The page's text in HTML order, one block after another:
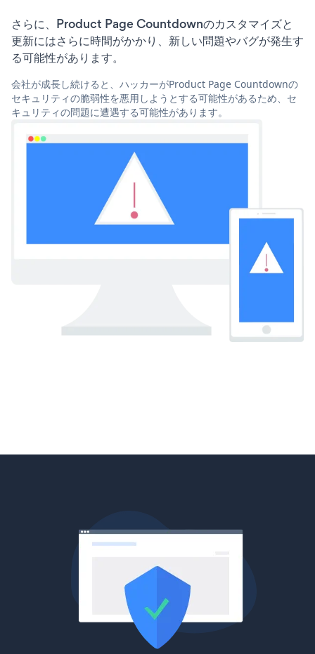
さらに、Product Page Countdownのカスタマイズと
更新にはさらに時間がかかり、新しい問題やバグが発生す
る可能性があります。
会社が成長し続けると、ハッカーがProduct Page Countdownの
セキュリティの脆弱性を悪用しようとする可能性があるため、セ
キュリティの問題に遭遇する可能性があります。